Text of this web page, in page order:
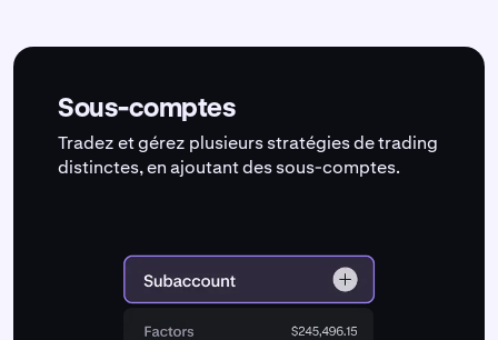
Sous-comptes
Tradez et gérez plusieurs stratégies de trading
distinctes, en ajoutant des sous-comptes.